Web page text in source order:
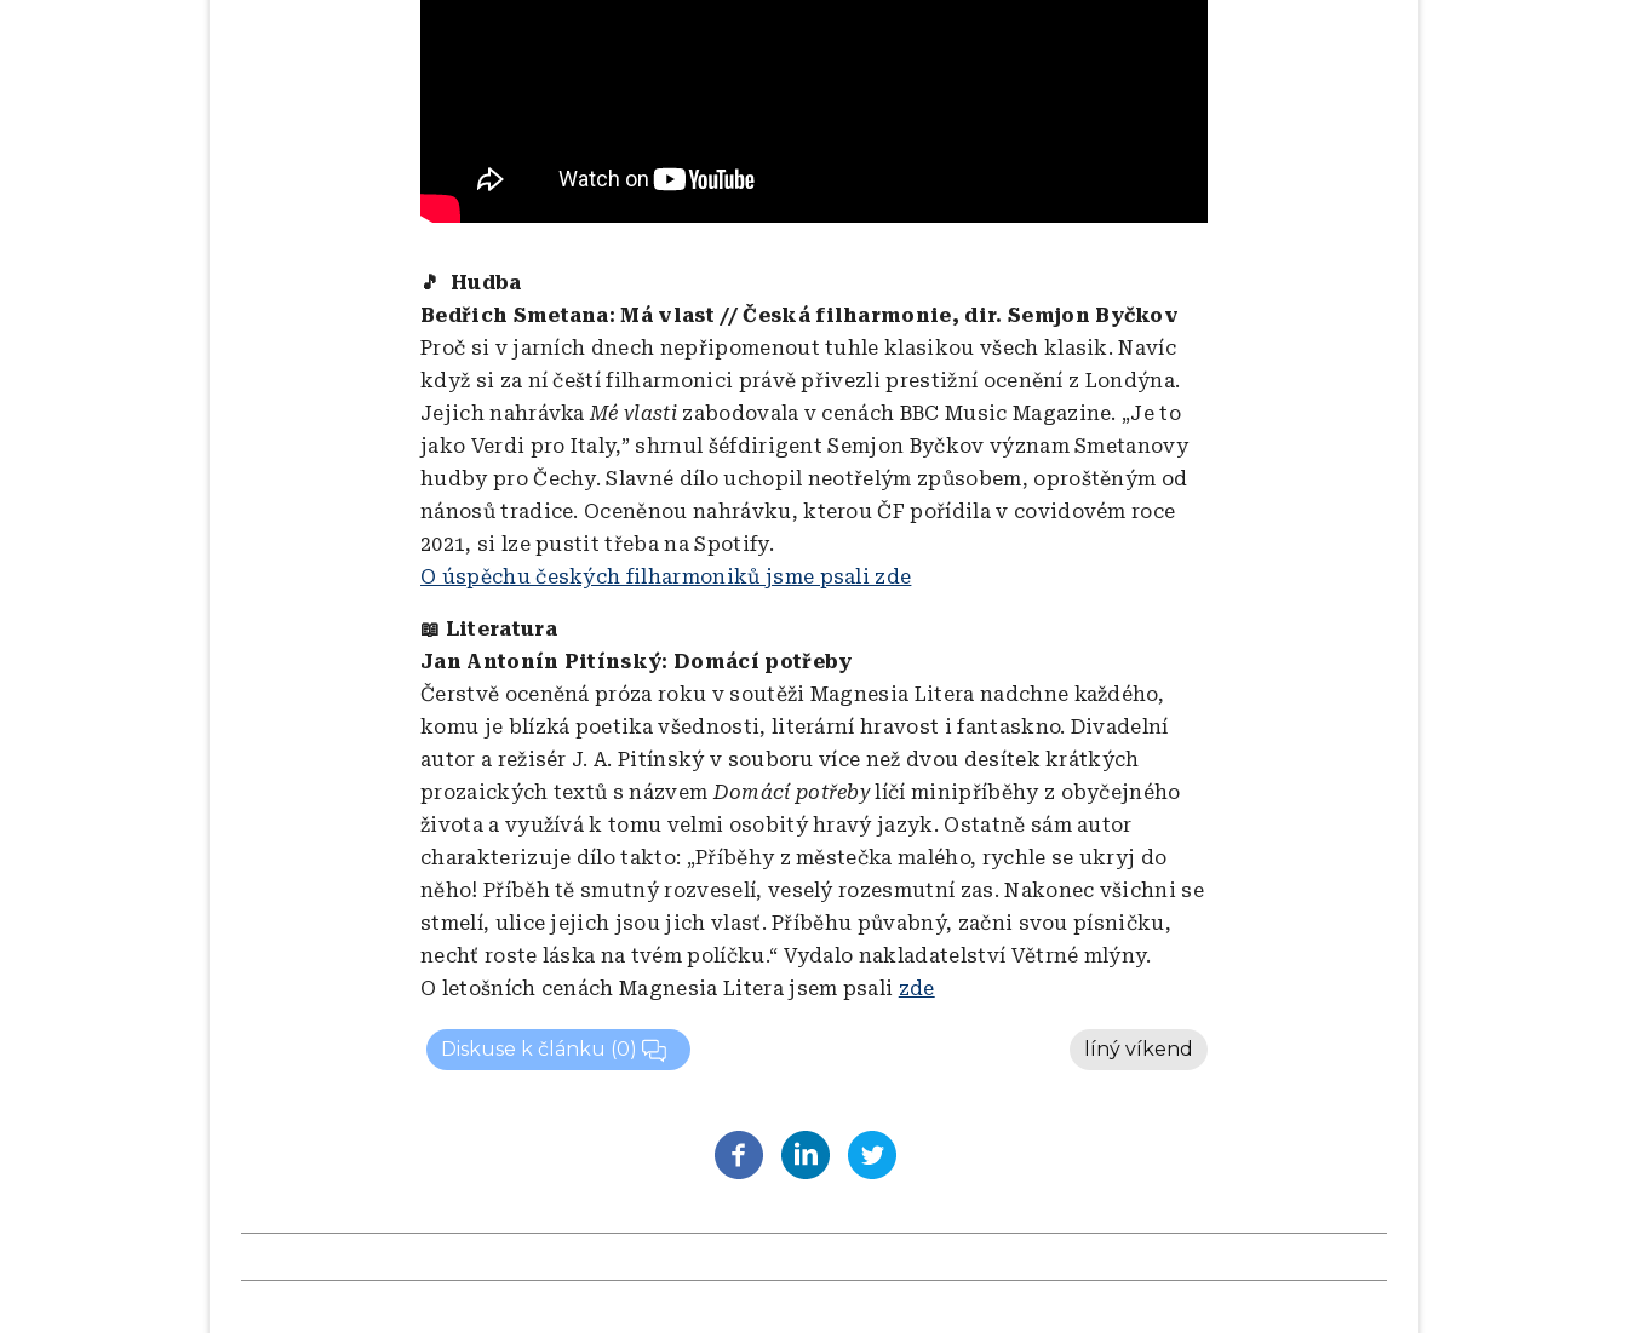
🎵 Hudba
Bedřich Smetana: Má vlast // Česká filharmonie, dir. Semjon Byčkov
Proč si v jarních dnech nepřipomenout tuhle klasikou všech klasik. Navíc
když si za ní čeští filharmonici právě přivezli prestižní ocenění z Londýna.
Jejich nahrávkaMé vlasti zabodovala v cenách BBC Music Magazine. „Je to
jako Verdi pro Italy,” shrnul šéfdirigent Semjon Byčkov význam Smetanovy
hudby pro Čechy. Slavné dílo uchopil neotřelým způsobem, oproštěným od
nánosů tradice. Oceněnou nahrávku, kterou ČF pořídila v covidovém roce
2021, si lze pustit třeba na Spotify.
O úspěchu českých filharmoniků jsme psali zde
📖 Literatura
Jan Antonín Pitínský: Domácí potřeby
Čerstvě oceněná próza roku v soutěži Magnesia Litera nadchne každého,
komu je blízká poetika všednosti, literární hravost i fantaskno. Divadelní
autor a režisér J. A. Pitínský v souboru více než dvou desítek krátkých
prozaických textů s názvemDomácí potřebylíčí minipříběhy z obyčejného
života a využívá k tomu velmi osobitý hravý jazyk. Ostatně sám autor
charakterizuje dílo takto: „Příběhy z městečka malého, rychle se ukryj do
něho! Příběh tě smutný rozveselí, veselý rozesmutní zas. Nakonec všichni se
stmelí, ulice jejich jsou jich vlasť. Příběhu půvabný, začni svou písničku,
nechť roste láska na tvém políčku.“ Vydalo nakladatelství Větrné mlýny.
O letošních cenách Magnesia Litera jsem psali zde
Diskuse k článku (0) líný víkend